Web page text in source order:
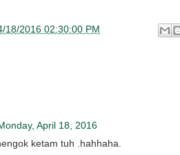
18/2016 02:30:00 PM
April 18, 2016
ketam tuh .hahhaha.